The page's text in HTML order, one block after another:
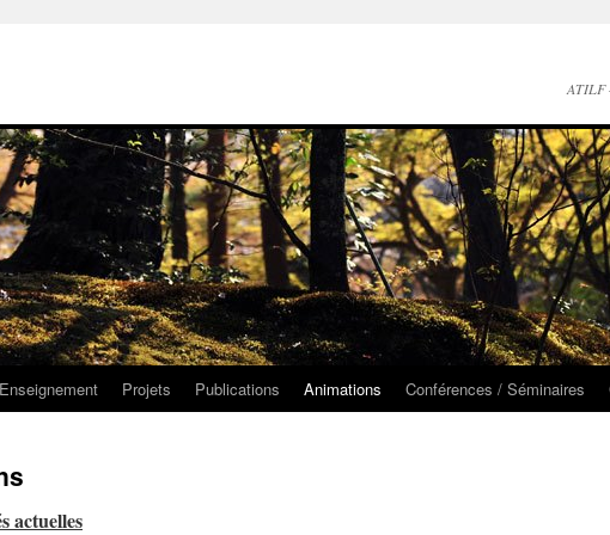
ATILF
Enseignement Projets Publications Animations Conférences / Séminaires
actuelles